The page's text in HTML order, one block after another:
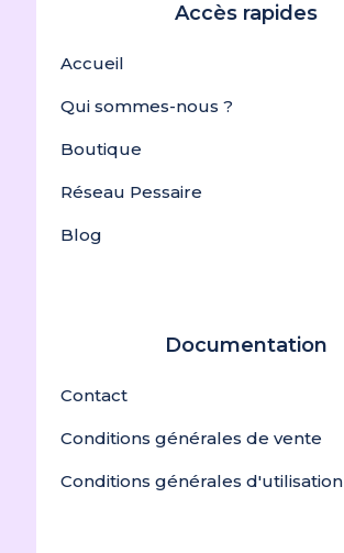
Accès rapides
Accueil
Qui sommes-nous ?
Boutique
Réseau Pessaire
Blog
Documentation
Contact
Conditions générales de vente
Conditions générales d'utilisation